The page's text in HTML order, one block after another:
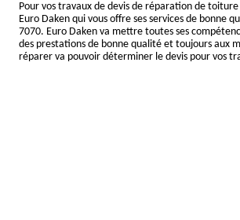
Pour vos travaux de devis de réparation de
Euro Daken qui vous offre ses services de bonne
7070. Euro Daken va mettre toutes ses
des prestations de bonne qualité et toujours aux
réparer va pouvoir déterminer le devis pour vos